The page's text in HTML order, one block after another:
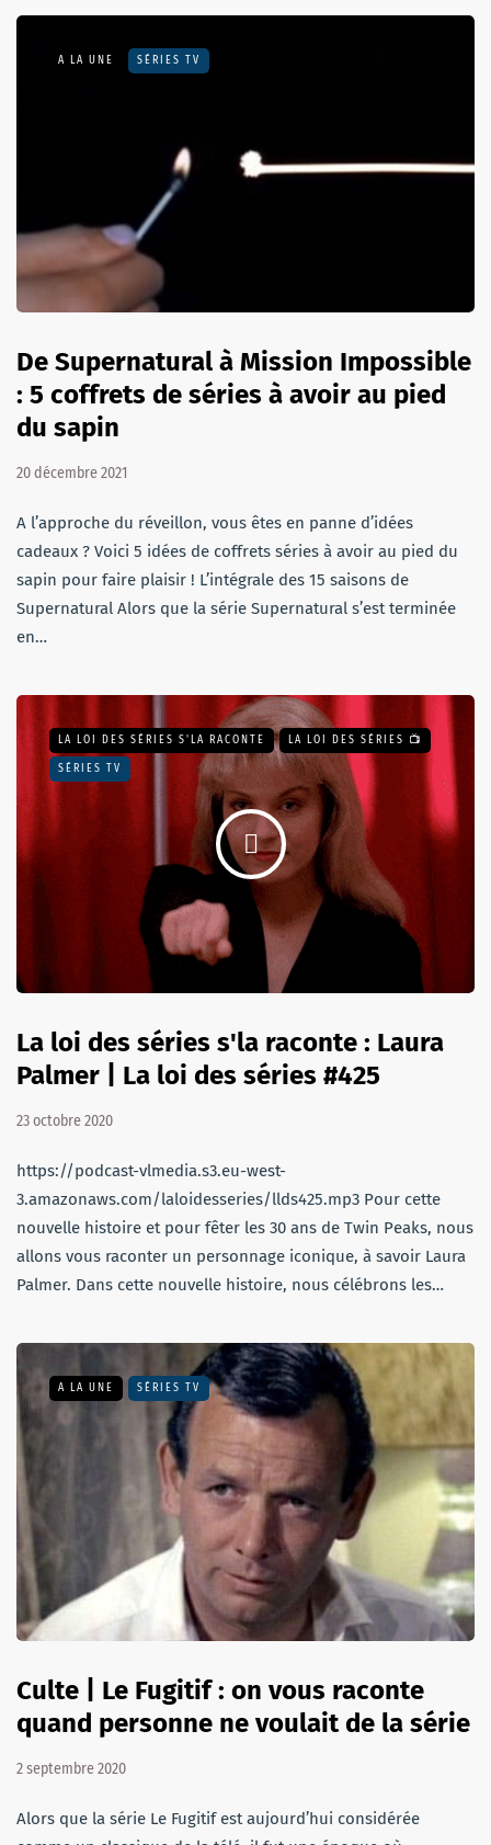
A LA UNE SÉRIES TV
De Supernatural à Mission Impossible
: 5 coffrets de séries à avoir au pied
du sapin
20 décembre 2021
A l’approche du réveillon, vous êtes en panne d’idées
cadeaux ? Voici 5 idées de coffrets séries à avoir au pied du
sapin pour faire plaisir ! L’intégrale des 15 saisons de
Supernatural Alors que la série Supernatural s’est terminée
en…
LA LOI DES SÉRIES S'LA RACONTE LA LOI DES SÉRIES 📺
SÉRIES TV
La loi des séries s'la raconte : Laura
Palmer | La loi des séries #425
23 octobre 2020
https://podcast-vlmedia.s3.eu-west-
3.amazonaws.com/laloidesseries/llds425.mp3 Pour cette
nouvelle histoire et pour fêter les 30 ans de Twin Peaks, nous
allons vous raconter un personnage iconique, à savoir Laura
Palmer. Dans cette nouvelle histoire, nous célébrons les…
A LA UNE SÉRIES TV
Culte | Le Fugitif : on vous raconte
quand personne ne voulait de la série
2 septembre 2020
Alors que la série Le Fugitif est aujourd’hui considérée